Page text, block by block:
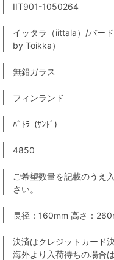
IIT901-1050264
イッタラ（iittala）/バー
by Toikka）
無鉛ガラス
フィンランド
ﾊﾞﾄﾗｰ(ｻﾝﾄﾞ)
4850
ご希望数量を記載のうえ
さい。
長径：160mm 高さ：
決済はクレジットカード
海外より入荷待ちの場合